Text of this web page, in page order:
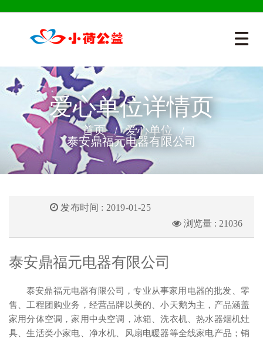
爱心单位详情页
首页
爱心单位
泰安鼎福元电器有限公司
发布时间 : 2019-01-25
浏览量 : 21036
泰安鼎福元电器有限公司
泰安鼎福元电器有限公司，专业从事家用电器的批发、零
售、工程团购业务，经营品牌以美的、小天鹅为主，产品涵盖
家用分体空调，家用中央空调，冰箱、洗衣机、热水器烟机灶
具、生活类小家电、净水机、风扇电暖器等全线家电产品；销